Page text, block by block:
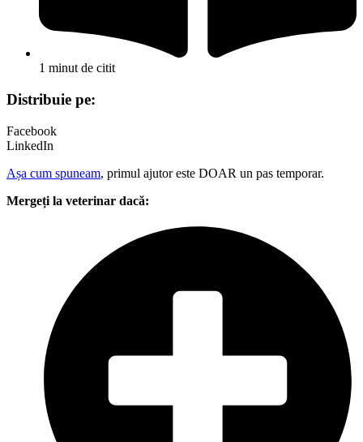
1 minut de citit
Distribuie pe:
Facebook
LinkedIn
Așa cum spuneam, primul ajutor este DOAR un pas temporar.
Mergeți la veterinar dacă: